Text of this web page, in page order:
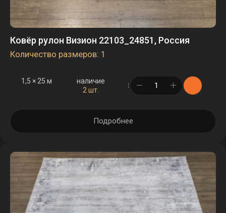
Ковёр рулон Визион 22103_24851, Россия
Количество размеров: 1
1,5 × 25 м
наличие
2 шт.
в корзине
Подробнее